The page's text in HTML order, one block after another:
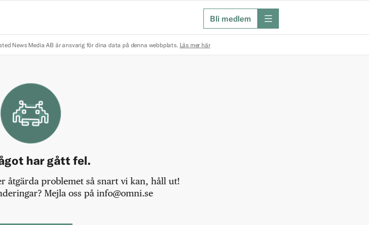
Bli medlem meny
News Media AB är ansvarig för dina data på denna webbplats. Läs mer här
har gått fel.
åtgärda problemet så snart vi kan, håll ut!
Mejla oss på info@omni.se